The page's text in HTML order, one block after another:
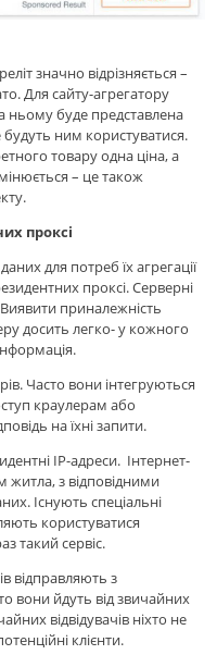
значно відрізняється –
Для сайту-агрегатору
ньому буде представлена
будуть ним користуватися.
товару одна ціна, а
– це також
проксі
для потреб їх агрегації
проксі. Cервернi
приналежність
досить легко- у кожного
Часто вони інтегруються
краулерам або
на їхні запити.
IP-адреси. Iнтернет-
житла, з відповідними
Існують спеціальні
користуватися
такий сервіс.
відправляють з
вони йдуть від звичайних
відвідувачів ніхто не
клієнти.